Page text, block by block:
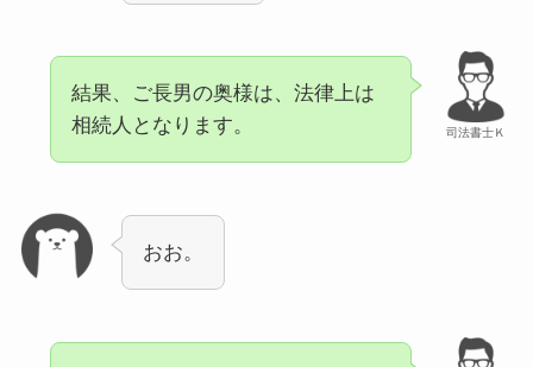
司法書士Ｋ
結果、ご長男の奥様は、法律上は
相続人となります。
おお。